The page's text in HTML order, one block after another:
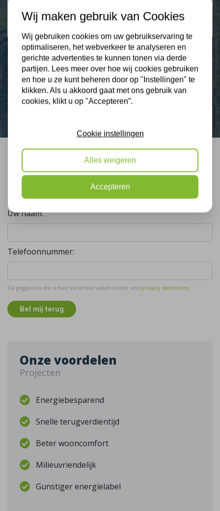
9,3
Nieuws
Contact
Bel mij terug
Gratis, vrijblijvend advies
Uw naam:
Telefoonnummer:
De gegevens die u hier verstrekt vallen onder ons privacy statement.
Bel mij terug
Onze voordelen
Projecten
Energiebesparend
Snelle terugverdientijd
Beter wooncomfort
Milieuvriendelijk
Gunstiger energielabel
Wij maken gebruik van Cookies
Wij gebruiken cookies om uw gebruikservaring te
optimaliseren, het webverkeer te analyseren en
gerichte advertenties te kunnen tonen via derde
partijen. Lees meer over hoe wij cookies gebruiken
en hoe u ze kunt beheren door op "Instellingen" te
klikken. Als u akkoord gaat met ons gebruik van
cookies, klikt u op "Accepteren”.
Cookie instellingen
Alles weigeren
Accepteren